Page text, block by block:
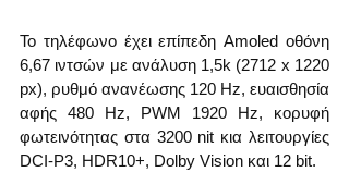
Το τηλέφωνο έχει επίπεδη Amoled οθόνη
6,67 ιντσών με ανάλυση 1,5k (2712 x 1220
px), ρυθμό ανανέωσης 120 Hz, ευαισθησία
αφής 480 Hz, PWM 1920 Hz, κορυφή
φωτεινότητας στα 3200 nit κια λειτουργίες
DCI-P3, HDR10+, Dolby Vision και 12 bit.